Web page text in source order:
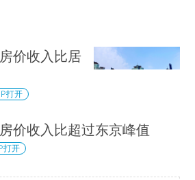
价收入比居
打开
价收入比超过东京峰值
打开